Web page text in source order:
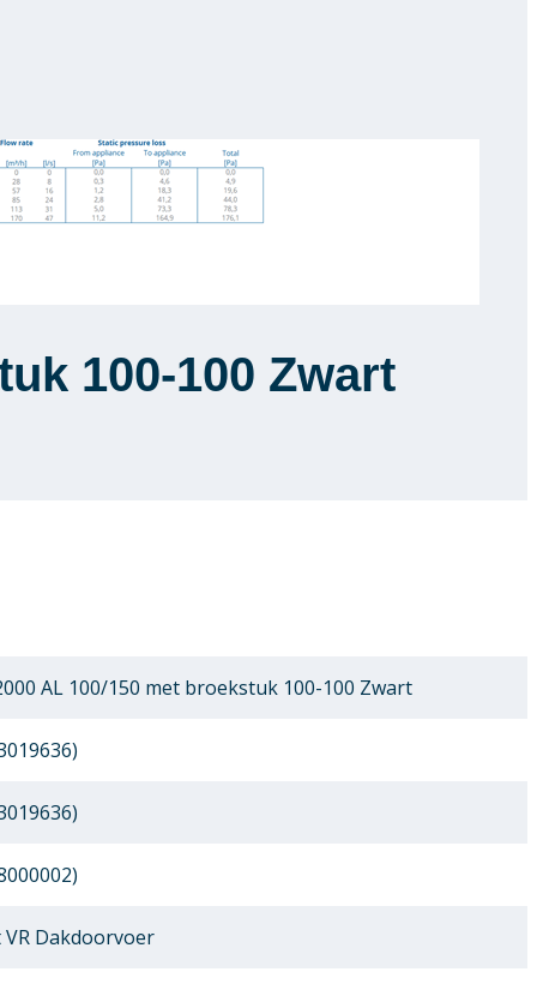
100-100 Zwart
AL 100/150 met broekstuk 100-100 Zwart
Dakdoorvoer